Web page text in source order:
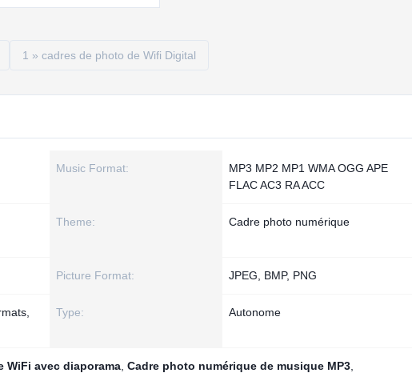
1 » cadres de photo de Wifi Digital
Music Format:
MP3 MP2 MP1 WMA OGG APE
FLAC AC3 RA ACC
Theme: Cadre photo numérique
Picture Format: JPEG, BMP, PNG
Type: Autonome
WiFi avec diaporama Cadre photo numérique de musique MP3